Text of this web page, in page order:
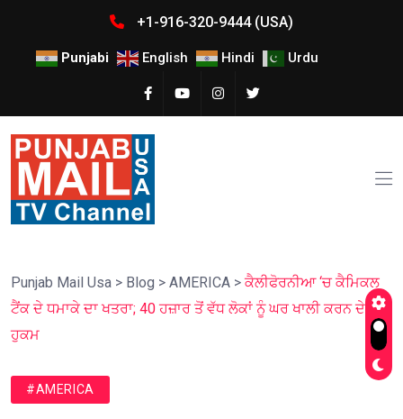
+1-916-320-9444 (USA)
Punjabi English Hindi Urdu
Punjab Mail Usa > Blog > AMERICA > ਕੈਲੀਫੋਰਨੀਆ ‘ਚ ਕੈਮਿਕਲ
ਟੈਂਕ ਦੇ ਧਮਾਕੇ ਦਾ ਖਤਰਾ; 40 ਹਜ਼ਾਰ ਤੋਂ ਵੱਧ ਲੋਕਾਂ ਨੂੰ ਘਰ ਖਾਲੀ ਕਰਨ ਦੇ
ਹੁਕਮ
#AMERICA